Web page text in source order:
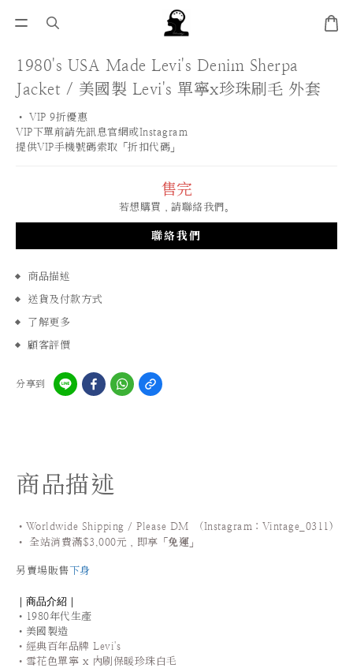
1980's USA Made Levi's Denim Sherpa
Jacket / 美國製 Levi's 單寧x珍珠刷毛 外套
• VIP 9折優惠
VIP下單前請先訊息官網或Instagram
提供VIP手機號碼索取「折扣代碼」
售完
若想購買，請聯絡我們。
聯絡我們
商品描述
送貨及付款方式
了解更多
顧客評價
分享到
商品描述
•Worldwide Shipping / Please DM (Instagram：Vintage_0311 )
•
全站消費滿$3,000元，即享「 免運 」
另賣場販售下身
｜商品介紹｜
•1980年代生產
•美國製造
•經典百年品牌 Levi's
•雪花色單寧 x 內刷保暖珍珠白毛